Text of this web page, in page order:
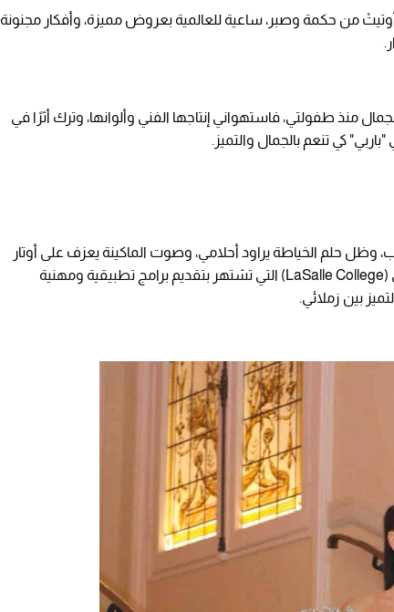
من حكمة وصبر، ساعية للعالمية بعروض مميزة، وأفكار مجنونة
منذ طفولتي، فاستهواني إنتاجها الفني وألوانها، وترك أثرًا في
كي تنعم بالجمال والتميز.
حلم الخياطة يراود أحلامي، وصوت الماكينة يعزف على أوتار
ذاكرتي حتى تحقق الحلم بدراسة تصميم الأزياء في (LaSalle College) التي تشتهر بتقديم برامج تطبيقية ومهنية
بين زملائي.